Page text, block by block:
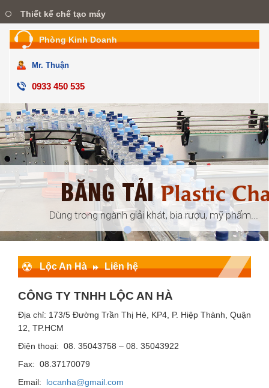
Thiết kế chế tạo máy
Phòng Kinh Doanh
Mr. Thuận
0933 450 535
đóng gói, ...
BĂNG TẢIPlastic
Dùng trong ngành giải khát, bia rượu, mỹ phẩm...
Lộc An Hà Liên hệ
CÔNG TY TNHH LỘC AN HÀ
Địa chỉ: 173/5 Đường Trần Thị Hè, KP4, P. Hiệp Thành, Quận
12, TP.HCM
Điện thoại: 08. 35043758 – 08. 35043922
Fax: 08.37170079
Email: locanha@gmail.com